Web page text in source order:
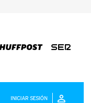
INICIAR SESIÓN